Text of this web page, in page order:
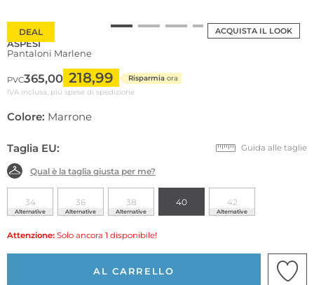
ACQUISTA IL LOOK
DEAL
ASPESI
Pantaloni Marlene
PVC365,00 218,99 Risparmia ora
IVA inclusa, più spese di spedizione
Colore: Marrone
Taglia EU: Guida alle taglie
Qual è la taglia giusta per me?
34
Alternative
36
Alternative
38
Alternative
40 42
Alternative
Attenzione: Solo ancora 1 disponibile!
AL CARRELLO